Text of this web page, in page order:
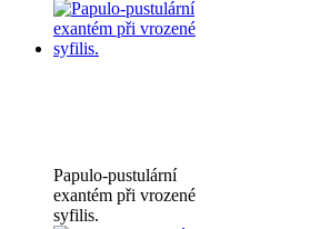
Papulo-pustulární
exantém při vrozené
syfilis.